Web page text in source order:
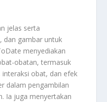
jelas serta
dan gambar untuk
menyediakan
obatan, termasuk
interaksi obat, dan efek
dalam pengambilan
Ia juga menyertakan